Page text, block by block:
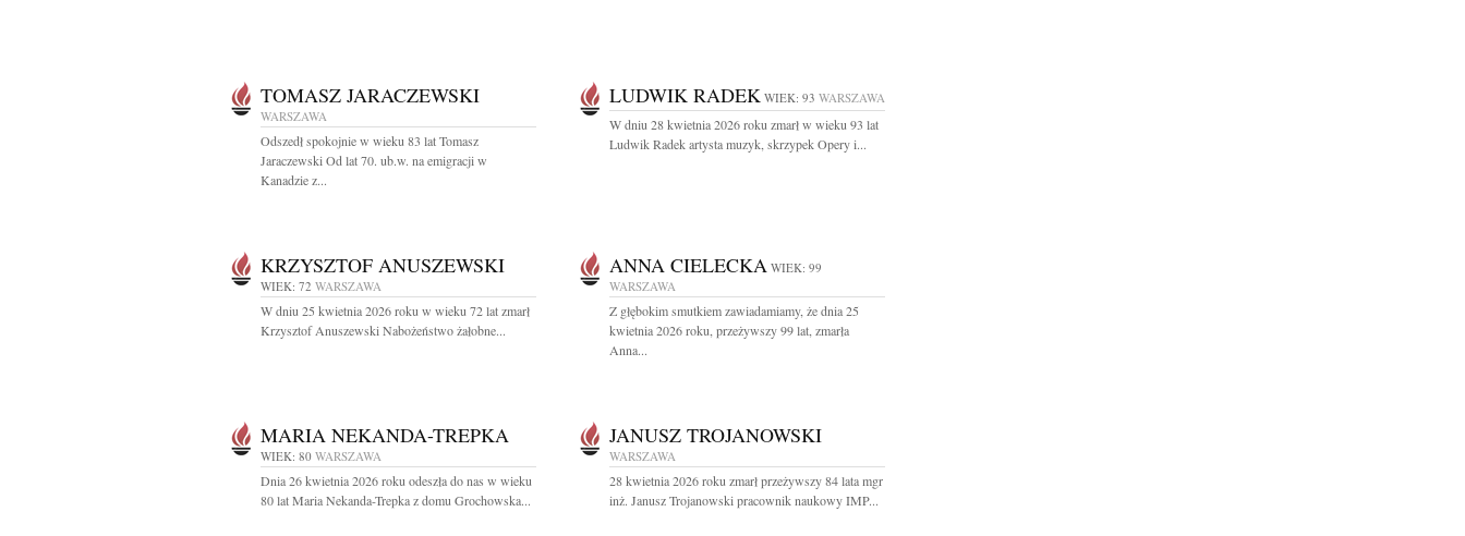
TOMASZ JARACZEWSKI
WARSZAWA
Odszedł spokojnie w wieku 83 lat Tomasz
Jaraczewski Od lat 70. ub.w. na emigracji w
Kanadzie z...
LUDWIK RADEK WIEK: 93 WARSZAWA
W dniu 28 kwietnia 2026 roku zmarł w wieku 93 lat
Ludwik Radek artysta muzyk, skrzypek Opery i...
KRZYSZTOF ANUSZEWSKI
WIEK: 72 WARSZAWA
W dniu 25 kwietnia 2026 roku w wieku 72 lat zmarł
Krzysztof Anuszewski Nabożeństwo żałobne...
ANNA CIELECKA WIEK: 99
WARSZAWA
Z głębokim smutkiem zawiadamiamy, że dnia 25
kwietnia 2026 roku, przeżywszy 99 lat, zmarła
Anna...
MARIA NEKANDA-TREPKA
WIEK: 80 WARSZAWA
Dnia 26 kwietnia 2026 roku odeszła do nas w wieku
80 lat Maria Nekanda-Trepka z domu Grochowska...
JANUSZ TROJANOWSKI
WARSZAWA
28 kwietnia 2026 roku zmarł przeżywszy 84 lata mgr
inż. Janusz Trojanowski pracownik naukowy IMP...